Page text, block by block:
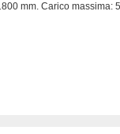
mm. Carico massima: